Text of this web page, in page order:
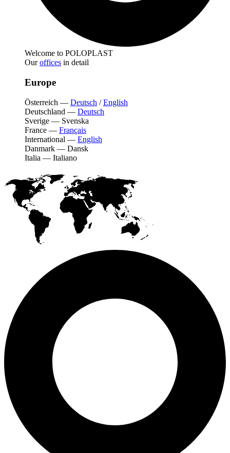
Welcome to POLOPLAST
Ouroffices in detail
Europe
Österreich — Deutsch /English
Deutschland — Deutsch
Sverige — Svenska
France — Français
International — English
Danmark — Dansk
Italia — Italiano